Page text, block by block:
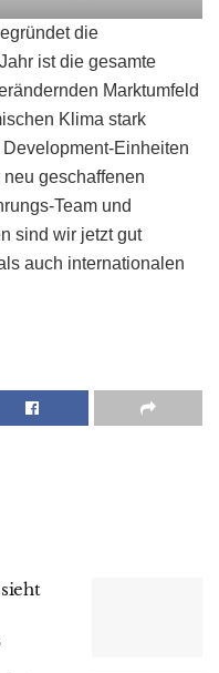
die
ist die gesamte
Marktumfeld
Klima stark
Einheiten
geschaffenen
Team und
sind wir jetzt gut
auch internationalen